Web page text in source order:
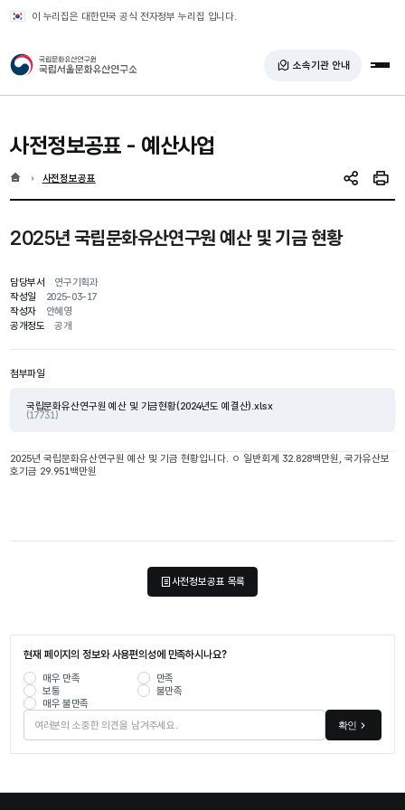
이 누리집은 대한민국 공식 전자정부 누리집 입니다.
국가유산청 국립서울문화유산연구소 소속기관 안내 전
사전정보공표 - 예산사업
홈 현재 위치
사전정보공표 SNS 공유인쇄
2025년 국립문화유산연구원 예산 및 기금 현황
담당부서
연구기획과
작성일
2025-03-17
작성자
안혜영
공개정도
공개
첨부파일
국립문화유산연구원 예산 및 기금현황(2024년도 예결산).xlsx
(17731)
2025년 국립문화유산연구원 예산 및 기금 현황입니다. ㅇ 일반회계 32.828백만원, 국가유산보
호기금 29.951백만원
사전정보공표 목록
현재 페이지의 정보와 사용편의성에 만족하시나요?
매우 만족
만족
보통
불만족
매우 불만족
확인